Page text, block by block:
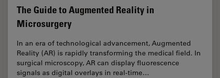
The Guide to Augmented Reality in
Microsurgery
In an era of technological advancement, Augmented
Reality (AR) is rapidly transforming the medical field. In
surgical microscopy, AR can display fluorescence
signals as digital overlays in real-time…